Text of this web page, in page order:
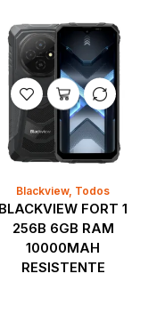
Blackview, Todos
BLACKVIEW FORT 1
256B 6GB RAM
10000MAH
RESISTENTE